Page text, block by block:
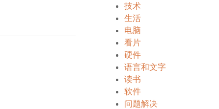
技术
生活
电脑
看片
硬件
语言和文字
读书
软件
问题解决